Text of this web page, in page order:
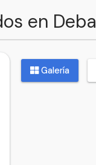
en Deba
Galería